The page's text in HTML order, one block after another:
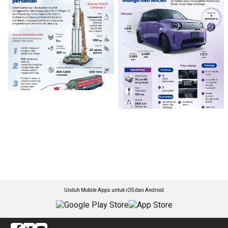
Unduh Mobile Apps untuk iOS dan Android